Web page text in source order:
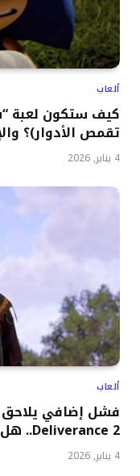
ألعاب
كيف ستكون لعبة
تقمص الأدوار)؟
4 يناير, 2026
ألعاب
Deliverance 2.. هل تستحق الشراء؟
4 يناير, 2026